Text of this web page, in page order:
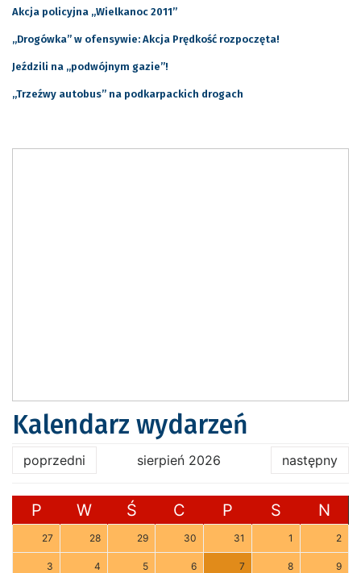
Akcja policyjna „Wielkanoc 2011”
„Drogówka” w ofensywie: Akcja Prędkość rozpoczęta!
Jeździli na „podwójnym gazie”!
„Trzeźwy autobus” na podkarpackich drogach
Kalendarz wydarzeń
poprzedni sierpień 2026 następny
P W Ś C P S N
27 28 29 30 31 1 2
3 4 5 6 7 8 9